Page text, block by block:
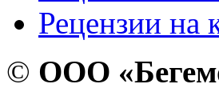
Рецензии на
© ООО